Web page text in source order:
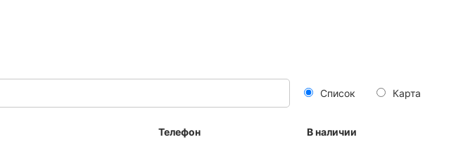
Список Карта
Телефон В наличии